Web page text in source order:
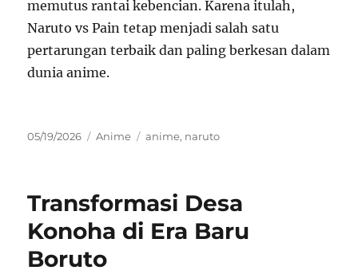
memutus rantai kebencian. Karena itulah,
Naruto vs Pain tetap menjadi salah satu
pertarungan terbaik dan paling berkesan dalam
dunia anime.
Posted
05/19/2026 Categories
Anime Tags
anime, naruto
Transformasi Desa
Konoha di Era Baru
Boruto